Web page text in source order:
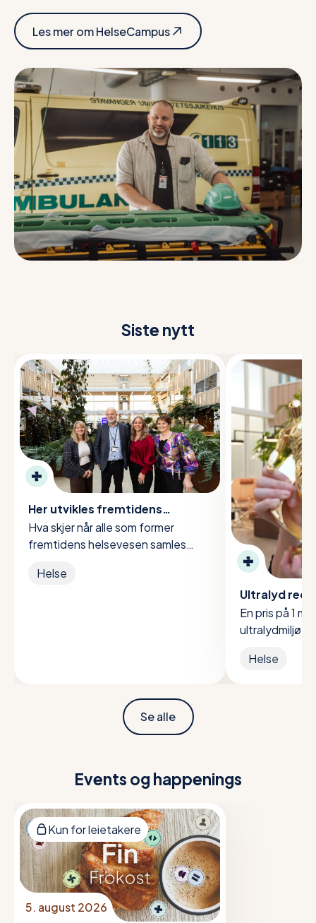
Les mer om HelseCampus
Siste nytt
Her utvikles fremtidens
helsevesen
Hva skjer når alle som former
fremtidens helsevesen samles
løsningene som kan forandre
Helse
Ultralyd
utdannelse
En pris på 1
ultralydmiljøet
Helse
Se alle
Events og happenings
Kun for leietakere
5. august 2026